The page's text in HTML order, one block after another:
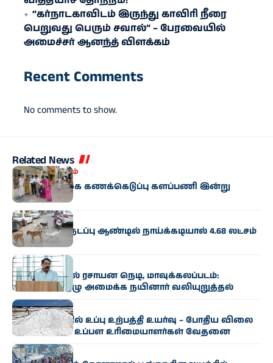
“கர்நாடகாவிடம் இருந்து காவிரி நீரை
பெறுவது பெரும் சவால்” – பேரவையில்
அமைச்சர் ஆனந்த் விளக்கம்
Recent Comments
No comments to show.
Related News
இந்தியாதமிழகம்
மக்கள்தொகை கணக்கெடுப்பு களப்பணி இன்று
தொடக்கம்
தமிழகம்
தமிழகத்தில் நடப்பு ஆண்டில் நாய்க்கடியால் 4.68 லட்சம்
பேர் பாதிப்பு
தமிழகம்
ஆவின் பாலில் ரசாயன நெடி, மாவுக்கலப்படம்:
உயர்மட்டக் குழு அமைக்க நயினார் வலியுறுத்தல்
தமிழகம்
ராமநாதபுரத்தில் உப்பு உற்பத்தி உயர்வு – போதிய விலை
இல்லாததால் உப்பள உரிமையாளர்கள் வேதனை
தமிழகம்